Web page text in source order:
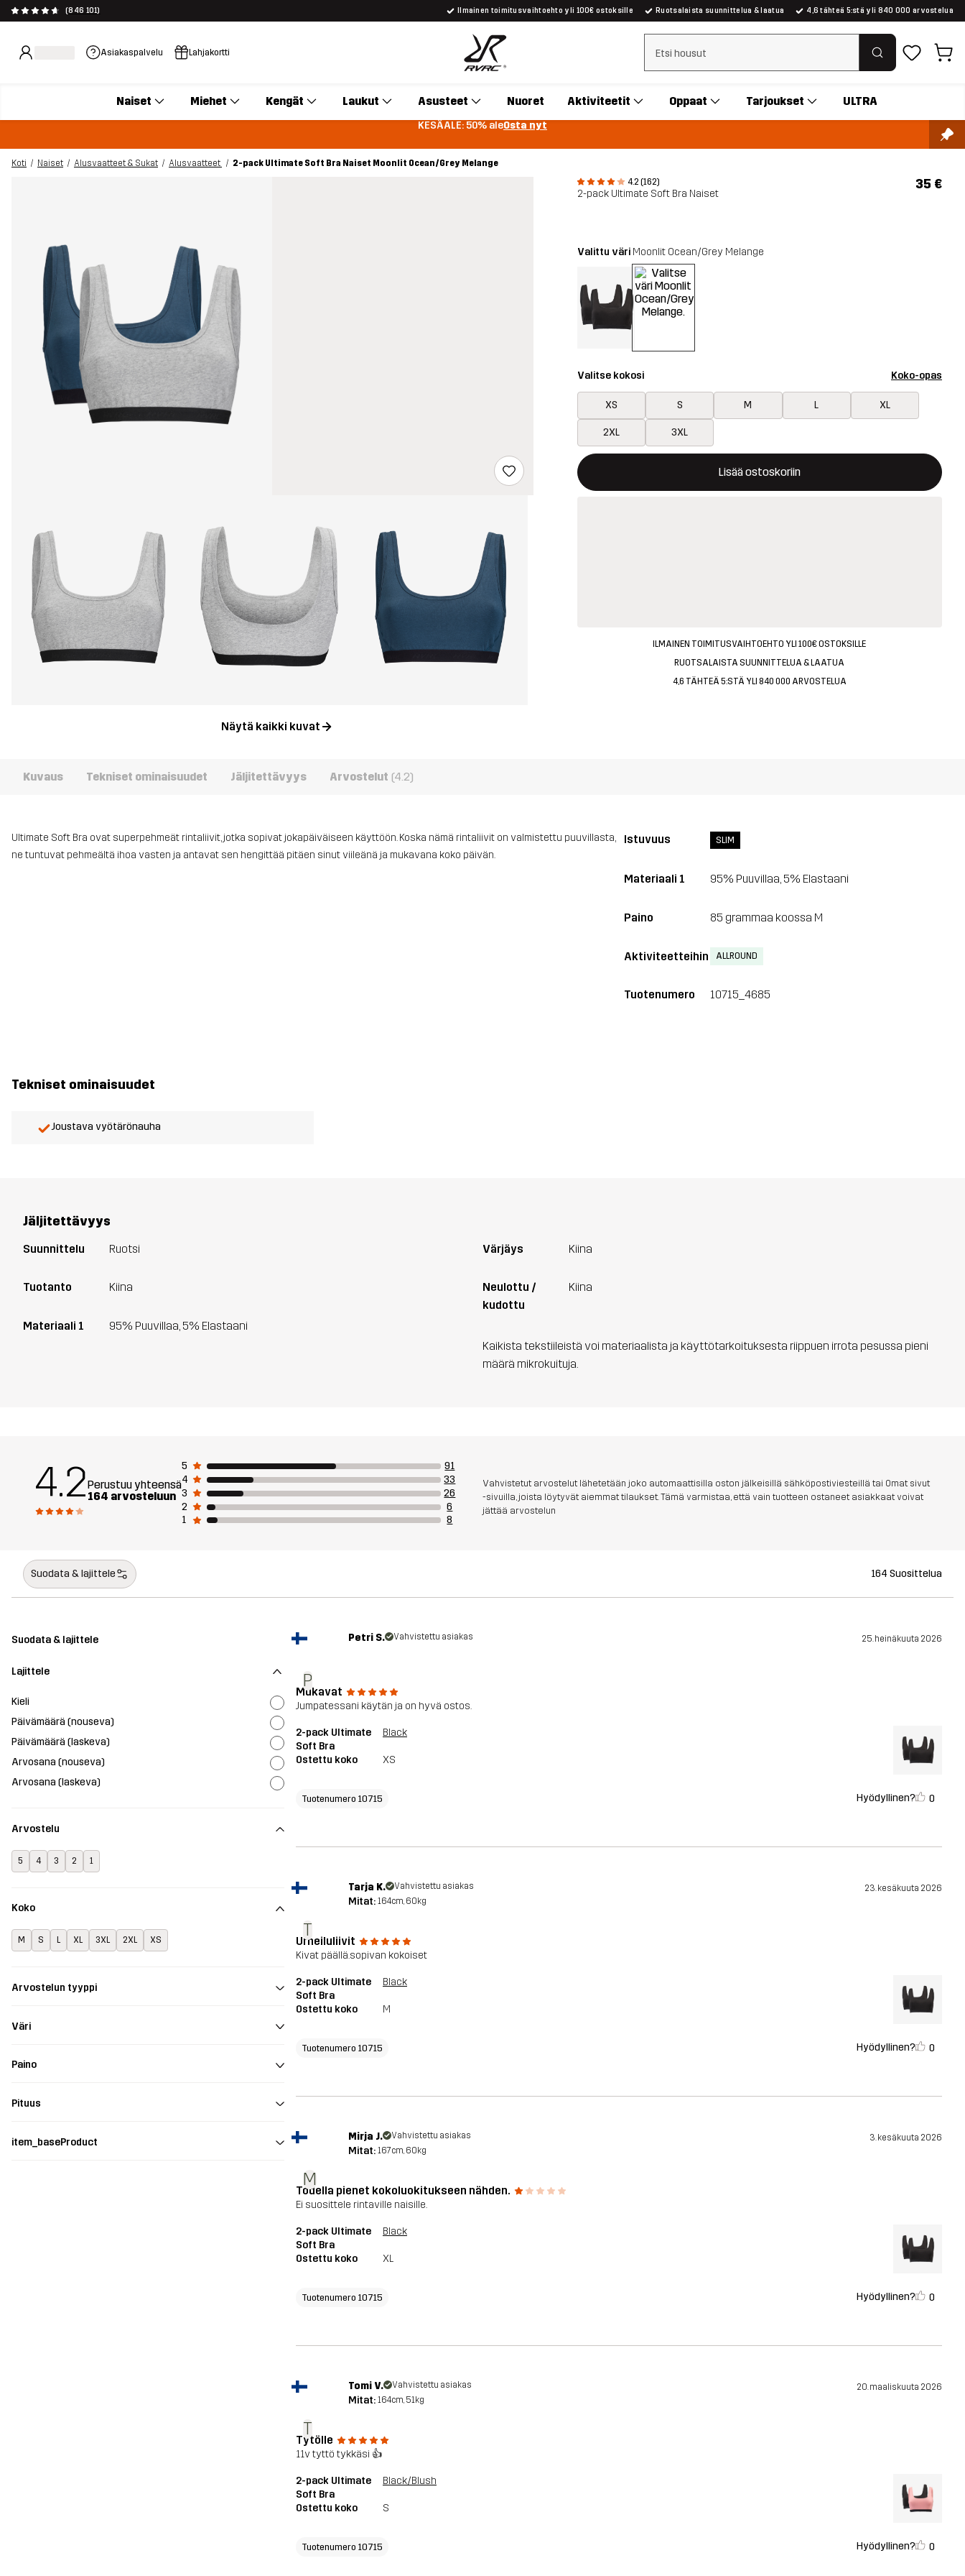
(846 101) Ilmainen toimitusvaihtoehto yli 100€ ostoksille Ruotsalaista suunnittelua & laatua 4,6 tähteä 5:stä yli 840 000 arvostelua
Asiakaspalvelu Lahjakortti Tyhjennä haku
Naiset Miehet Kengät Laukut Asusteet Nuoret Aktiviteetit Oppaat Tarjoukset ULTRA
KESÄALE: 50% aleOsta nyt
Koti Naiset Alusvaatteet & Sukat Alusvaatteet
2-pack Ultimate Soft Bra Naiset Moonlit Ocean/Grey Melange
4.2 (162)
2-pack Ultimate Soft Bra Naiset
35 €
Näytä kaikki kuvat
Valittu väri Moonlit Ocean/Grey Melange
Valitse kokosi Koko-opas
XS S M L XL
2XL 3XL
Lisää ostoskoriin
Tämä painike avaa ikkunan, joka vahvistaa uuden tuotteen ostoskorissa
{{size}} ei saatavilla
ILMAINEN TOIMITUSVAIHTOEHTO YLI 100€ OSTOKSILLE
RUOTSALAISTA SUUNNITTELUA & LAATUA
4,6 TÄHTEÄ 5:STÄ YLI 840 000 ARVOSTELUA
Kuvaus Tekniset ominaisuudet Jäljitettävyys Arvostelut (4.2)
Ultimate Soft Bra ovat superpehmeät rintaliivit, jotka sopivat jokapäiväiseen käyttöön. Koska nämä rintaliivit on valmistettu puuvillasta,
ne tuntuvat pehmeältä ihoa vasten ja antavat sen hengittää pitäen sinut viileänä ja mukavana koko päivän.
Istuvuus SLIM
Materiaali 1 95% Puuvillaa, 5% Elastaani
Paino 85 grammaa koossa M
Aktiviteetteihin ALLROUND
Tuotenumero 10715_4685
Tekniset ominaisuudet
Joustava vyötärönauha
Jäljitettävyys
Suunnittelu Ruotsi
Tuotanto Kiina
Materiaali 1 95% Puuvillaa, 5% Elastaani
Värjäys Kiina
Neulottu /
kudottu
Kiina
Kaikista tekstiileistä voi materiaalista ja käyttötarkoituksesta riippuen irrota pesussa pieni
määrä mikrokuituja.
4.2Perustuu yhteensä
164 arvosteluun
5
91
4
33
3
26
2
6
1
8
Vahvistetut arvostelut lähetetään joko automaattisilla oston jälkeisillä sähköpostiviesteillä tai Omat sivut
-sivuilla, joista löytyvät aiemmat tilaukset. Tämä varmistaa, että vain tuotteen ostaneet asiakkaat voivat
jättää arvostelun
Suodata & lajittele 164 Suosittelua
Suodata & lajittele
Lajittele
Kieli
Päivämäärä (nouseva)
Päivämäärä (laskeva)
Arvosana (nouseva)
Arvosana (laskeva)
Arvostelu
5 4 3 2 1
Koko
M S L XL 3XL 2XL XS
Arvostelun tyyppi
Väri
Paino
Pituus
item_baseProduct
P
Petri S. Vahvistettu asiakas 25. heinäkuuta 2026
Mukavat
Jumpatessani käytän ja on hyvä ostos.
2-pack Ultimate
Soft Bra
Black
Ostettu koko XS
Tuotenumero 10715 Hyödyllinen? 0
T
Tarja K. Vahvistettu asiakas 23. kesäkuuta 2026
Mitat: 164cm, 60kg
Urheiluliivit
Kivat päällä.sopivan kokoiset
2-pack Ultimate
Soft Bra
Black
Ostettu koko M
Tuotenumero 10715 Hyödyllinen? 0
M
Mirja J. Vahvistettu asiakas 3. kesäkuuta 2026
Mitat: 167cm, 60kg
Todella pienet kokoluokitukseen nähden.
Ei suosittele rintaville naisille.
2-pack Ultimate
Soft Bra
Black
Ostettu koko XL
Tuotenumero 10715 Hyödyllinen? 0
T
Tomi V. Vahvistettu asiakas 20. maaliskuuta 2026
Mitat: 164cm, 51kg
Tytölle
11v tyttö tykkäsi 👍
2-pack Ultimate
Soft Bra
Black/Blush
Ostettu koko S
Tuotenumero 10715 Hyödyllinen? 0